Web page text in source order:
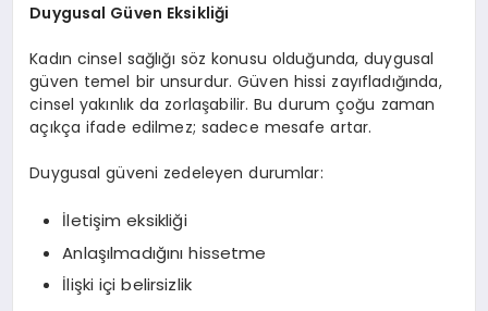
Duygusal Güven Eksikliği
Kadın cinsel sağlığı söz konusu olduğunda, duygusal
güven temel bir unsurdur. Güven hissi zayıfladığında,
cinsel yakınlık da zorlaşabilir. Bu durum çoğu zaman
açıkça ifade edilmez; sadece mesafe artar.
Duygusal güveni zedeleyen durumlar:
İletişim eksikliği
Anlaşılmadığını hissetme
İlişki içi belirsizlik